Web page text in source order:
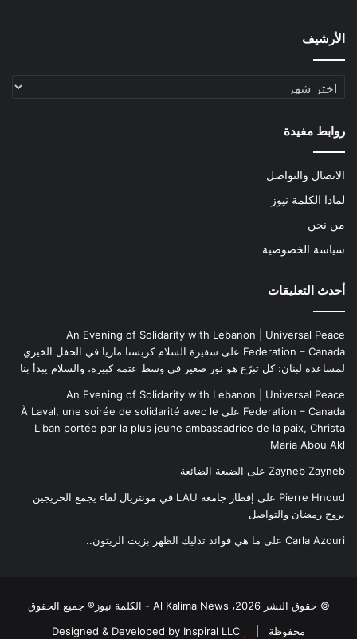
الأرشيف
الأرشيف
روابط مفيدة
الاتصال والتواصل
لماذا الكلمة نيوز
من نحن
سياسة الخصوصية
أحدث التعليقات
An Evening of Solidarity with Lebanon | Universal Peace
Federation – Canada على سفيرة السلام كريستا ماريا في الحفل الخيري
لمساعدة لبنان: كل تبرّع هو نور صغير في وسط عتمة كبيرة، والسلام يبدأ بنا
An Evening of Solidarity with Lebanon | Universal Peace
Federation – Canada على À Laval, une soirée de solidarité avec le
Liban portée par la plus jeune ambassadrice de la paix, Christa
Maria Abou Akl
Zayneb Zayneb على الضيعة الضائعة
Pierre Hnoud على
إفطار جامعة LAU في مونتريال لقاء يجمع الخريجين
بروح رمضان والتواصل
Carla Azouri على ما هي فوائد تدليك الظهر بزيت الزيتون..
© حقوق النشر 2026، Al Kalima News - الكلمة نيوز® جميع الحقوق
محفوظة |
Designed & Developed by Inspiral LLC